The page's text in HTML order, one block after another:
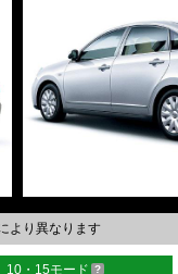
より異なります
10・15モード